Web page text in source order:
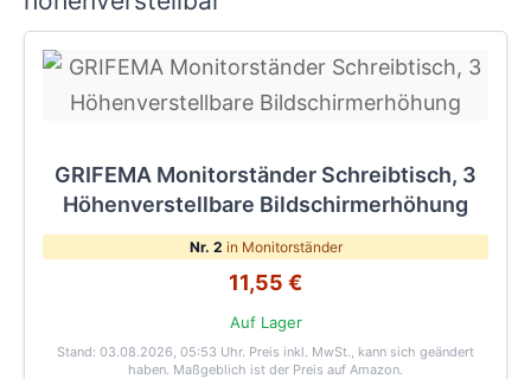
GRIFEMA Monitorständer Schreibtisch, 3
Höhenverstellbare Bildschirmerhöhung
Nr. 2 in Monitorständer
11,55 €
Auf Lager
Stand: 03.08.2026, 05:53 Uhr. Preis inkl. MwSt., kann sich geändert
haben. Maßgeblich ist der Preis auf Amazon.